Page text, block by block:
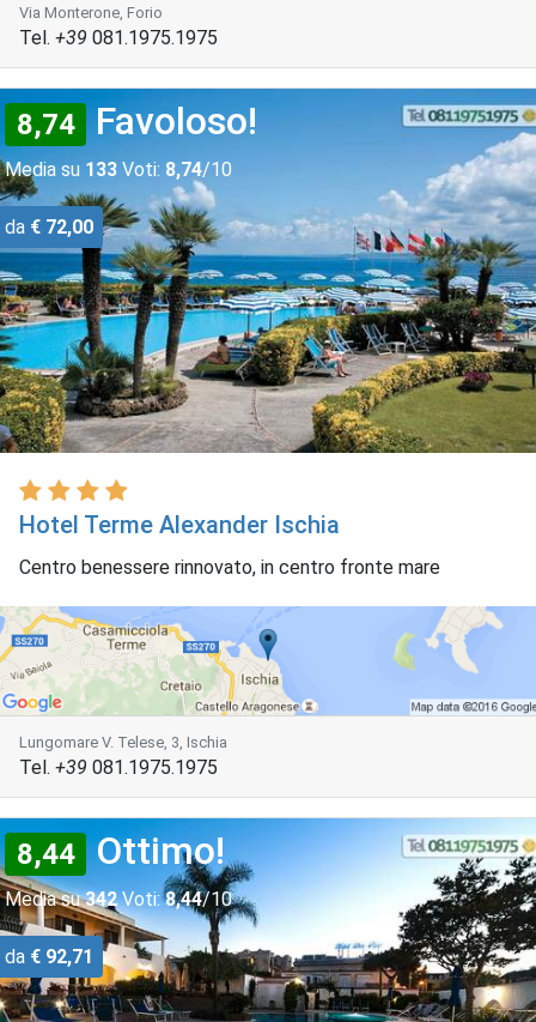
Via Monterone, Forio
Tel. +39 081.1975.1975
8,74 Favoloso!
Media su 133 Voti: 8,74/10
da € 72,00
Hotel Terme Alexander Ischia
Centro benessere rinnovato, in centro fronte mare
Lungomare V. Telese, 3, Ischia
Tel. +39 081.1975.1975
8,44 Ottimo!
Media su342Voti: 8,44/10
da € 92,71